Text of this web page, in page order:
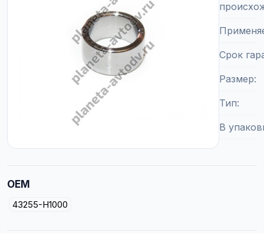
Срок
Размер
Тип
В
OEM
43255-H1000